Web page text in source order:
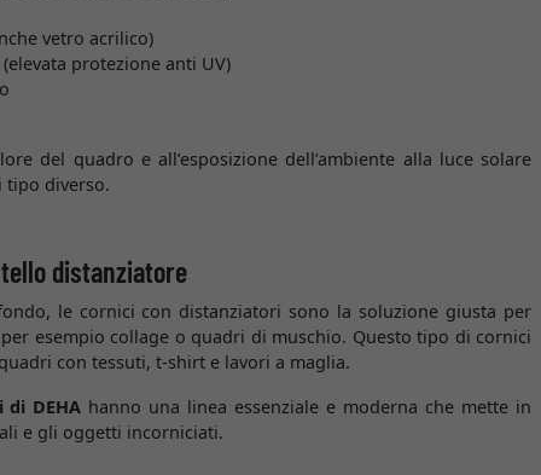
vetro acrilico)
protezione anti UV)
del quadro e all’esposizione dell’ambiente alla luce solare
tipo diverso.
distanziatore
le cornici con distanziatori sono la soluzione giusta per
esempio collage o quadri di muschio. Questo tipo di cornici
con tessuti, t-shirt e lavori a maglia.
DEHA hanno una linea essenziale e moderna che mette in
e gli oggetti incorniciati.